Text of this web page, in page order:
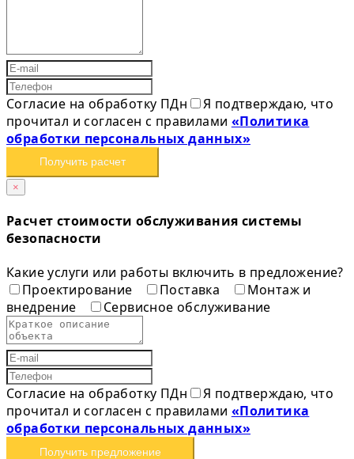
Согласие на обработку ПДн
Я подтверждаю, что
прочитал и согласен с правилами «Политика
обработки персональных данных»
Получить расчет
×
Расчет стоимости обслуживания системы
безопасности
Какие услуги или работы включить в предложение?
Проектирование
Поставка
Монтаж и
внедрение
Сервисное обслуживание
Согласие на обработку ПДн
Я подтверждаю, что
прочитал и согласен с правилами «Политика
обработки персональных данных»
Получить предложение